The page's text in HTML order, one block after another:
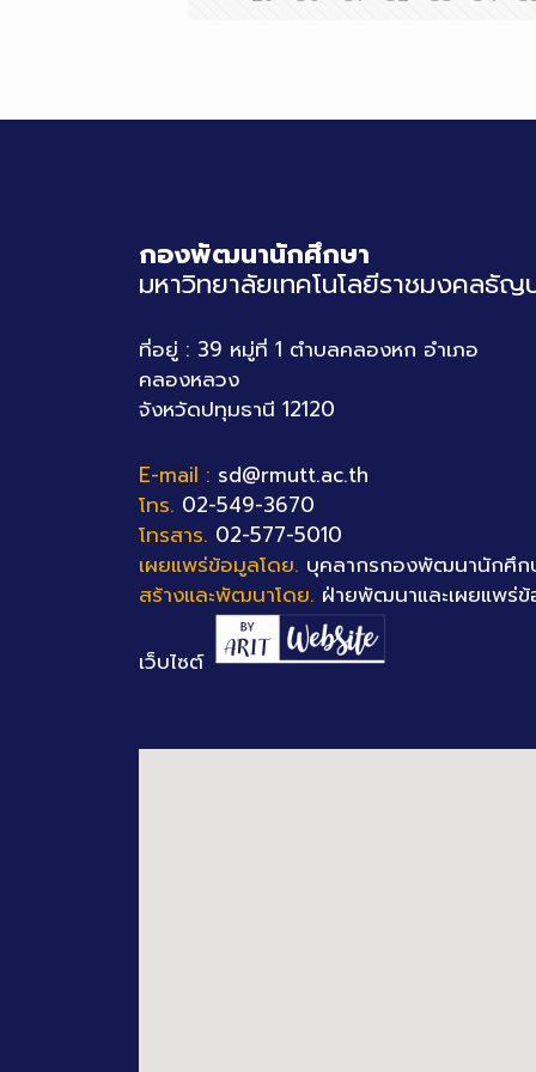
กองพัฒนานักศึกษา
มหาวิทยาลัยเทคโนโลยีราชมงคลธัญ
ที่อยู่ : 39 หมู่ที่ 1 ตำบลคลองหก อำเภอ
คลองหลวง
จังหวัดปทุมธานี 12120
E-mail : sd@rmutt.ac.th
โทร. 02-549-3670
โทรสาร. 02-577-5010
เผยแพร่ข้อมูลโดย. บุคลากรกองพัฒนานักศึก
สร้างและพัฒนาโดย. ฝ่ายพัฒนาและเผยแพร่
เว็บไซต์